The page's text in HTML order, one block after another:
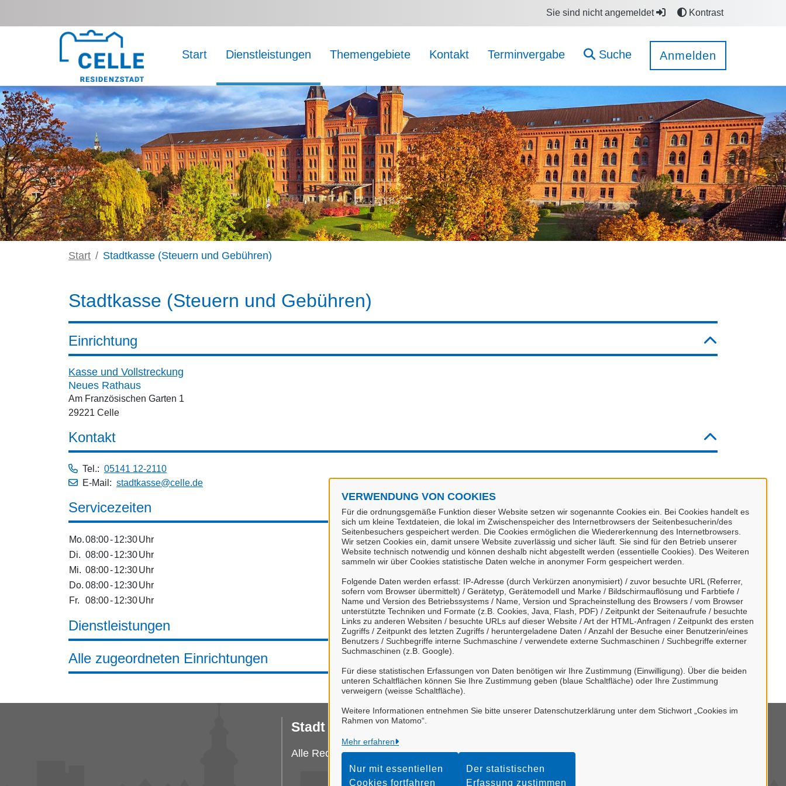
VERWENDUNG VON COOKIES
Für die ordnungsgemäße Funktion dieser Website setzen wir sogenannte Cookies ein. Bei Cookies handelt es
sich um kleine Textdateien, die lokal im Zwischenspeicher des Internetbrowsers der Seitenbesucherin/des
Seitenbesuchers gespeichert werden. Die Cookies ermöglichen die Wiedererkennung des Internetbrowsers.
Wir setzen Cookies ein, damit unsere Website zuverlässig und sicher läuft. Sie sind für den Betrieb unserer
Website technisch notwendig und können deshalb nicht abgestellt werden (essentielle Cookies). Des Weiteren
sammeln wir über Cookies statistische Daten welche in anonymer Form gespeichert werden.
Folgende Daten werden erfasst: IP-Adresse (durch Verkürzen anonymisiert) / zuvor besuchte URL (Referrer,
sofern vom Browser übermittelt) / Gerätetyp, Gerätemodell und Marke / Bildschirmauflösung und Farbtiefe /
Name und Version des Betriebssystems / Name, Version und Spracheinstellung des Browsers / vom Browser
unterstützte Techniken und Formate (z.B. Cookies, Java, Flash, PDF) / Zeitpunkt der Seitenaufrufe / besuchte
Links zu anderen Websiten / besuchte URLs auf dieser Website / Art der HTML-Anfragen / Zeitpunkt des ersten
Zugriffs / Zeitpunkt des letzten Zugriffs / heruntergeladene Daten / Anzahl der Besuche einer Benutzerin/eines
Benutzers / Suchbegriffe interne Suchmaschine / verwendete externe Suchmaschinen / Suchbegriffe externer
Suchmaschinen (z.B. Google).
Für diese statistischen Erfassungen von Daten benötigen wir Ihre Zustimmung (Einwilligung). Über die beiden
unteren Schaltflächen können Sie Ihre Zustimmung geben (blaue Schaltfläche) oder Ihre Zustimmung
verweigern (weisse Schaltfläche).
Weitere Informationen entnehmen Sie bitte unserer Datenschutzerklärung unter dem Stichwort „Cookies im
Rahmen von Matomo“.
Mehr erfahren
Nur mit essentiellen
Cookies fortfahren
Der statistischen
Erfassung zustimmen
Sie sind nicht angemeldet Kontrast
Start Dienstleistungen Themengebiete Kontakt Terminvergabe Suche Anmelden
Start Stadtkasse (Steuern und Gebühren)
Stadtkasse (Steuern und Gebühren)
Einrichtung
Kasse und Vollstreckung
Neues Rathaus
Am Französischen Garten 1
29221 Celle
Kontakt
Tel.: 05141 12-2110
E-Mail: stadtkasse@celle.de
Servicezeiten
Mo.08:00-12:30Uhr
Di. 08:00-12:30Uhr
Mi. 08:00-12:30Uhr
Do. 08:00-12:30Uhr
Fr.
08:00-12:30Uhr
Dienstleistungen
Alle zugeordneten Einrichtungen
Stadt Celle
Alle Rechte vorbehalten
Datenschutzerklärung
Barrierefreiheit